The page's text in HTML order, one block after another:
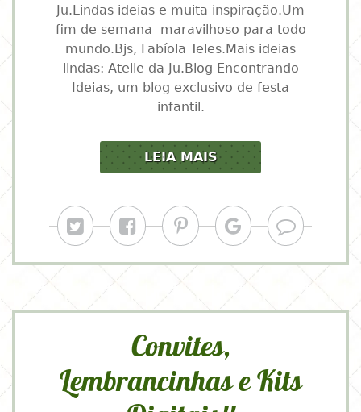
Ju.Lindas ideias e muita inspiração.Um
fim de semana maravilhoso para todo
mundo.Bjs, Fabíola Teles.Mais ideias
lindas: Atelie da Ju.Blog Encontrando
Ideias, um blog exclusivo de festa
infantil.
LEIA MAIS
Convites,
Lembrancinhas e Kits